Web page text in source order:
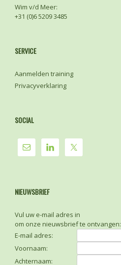
Wim v/d Meer:
+31 (0)6 5209 3485
SERVICE
Aanmelden training
Privacyverklaring
SOCIAL
NIEUWSBRIEF
Vul uw e-mail adres in
om onze nieuwsbrief te ontvangen:
E-mail adres:
Voornaam:
Achternaam: